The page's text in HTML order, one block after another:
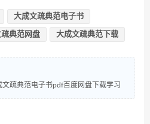
大成文疏典范电子书
典范网盘 大成文疏典范下载
文疏典范电子书pdf百度网盘下载学习